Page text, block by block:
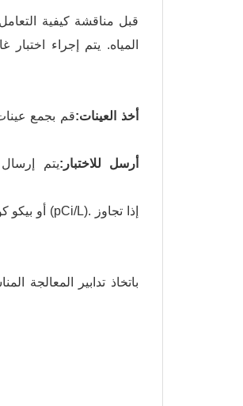
قبل مناقشة كيفية
المياه. يتم إجراء
1. أخذ العينات:قم بجمع
2. أرسل للاختبار:يتم